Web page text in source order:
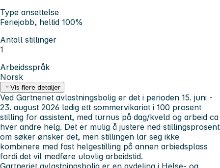
Type ansettelse
Feriejobb, heltid 100%
Antall stillinger
1
Arbeidsspråk
Norsk
Vis flere detaljer
Ved Gartneriet avlastningsbolig er det i perioden 15. juni -
23. august 2026 ledig ett sommervikariat i 100 prosent
stilling for assistent, med turnus på dag/kveld og arbeid ca
hver andre helg. Det er mulig å justere ned stillingsprosent
om søker ønsker det, men stillingen lar seg ikke
kombinere med fast helgestilling på annen arbiedsplass
fordi det vil medføre ulovlig arbeidstid.